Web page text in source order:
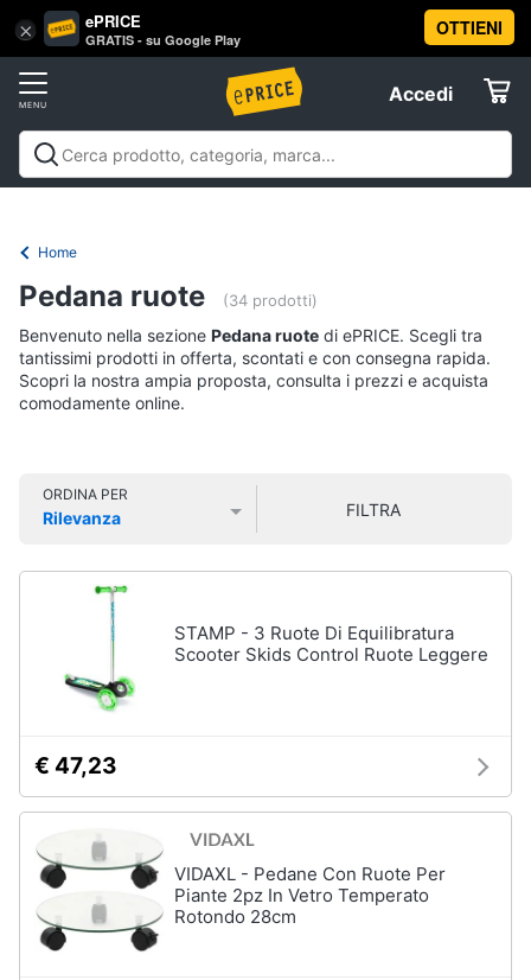
× ePRICE
GRATIS - su Google Play
OTTIENI
Accedi
Accedi
Registrati
Offerte
Informatica
Telefonia
Tv
Cinema
home
Videogiochi
Audio
Clima
Arredo
Brico
Vai
al
Home
Pedana ruote (34 prodotti)
Benvenuto nella sezione Pedana ruote di ePRICE. Scegli tra
tantissimi prodotti in offerta, scontati e con consegna rapida.
Scopri la nostra ampia proposta, consulta i prezzi e acquista
comodamente online.
ORDINA PER
Rilevanza
FILTRA
STAMP - 3 Ruote Di Equilibratura
Scooter Skids Control Ruote Leggere
€ 47,23
VIDAXL - Pedane Con Ruote Per
Piante 2pz In Vetro Temperato
Rotondo 28cm